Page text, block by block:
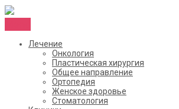
Лечение
Онкология
Пластическая хирургия
Общее направление
Ортопедия
Женское здоровье
Стоматология